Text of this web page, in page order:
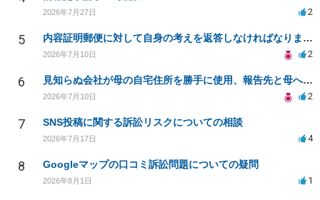
2026年7月27日 2
5 内容証明郵便に対して自身の考えを返答しなければなりませんか？
2026年7月10日 2
6 見知らぬ会社が母の自宅住所を勝手に使用、報告先と母への影響について相談
2026年7月10日 2
7 SNS投稿に関する訴訟リスクについての相談
2026年7月17日 4
8 Googleマップの口コミ訴訟問題についての疑問
2026年8月1日 1